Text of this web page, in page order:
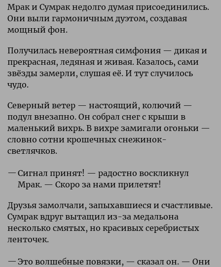
Мрак и Сумрак недолго думая присоединились.
Они выли гармоничным дуэтом, создавая
мощный фон.
Получилась невероятная симфония — дикая и
прекрасная, ледяная и живая. Казалось, сами
звёзды замерли, слушая её. И тут случилось
чудо.
Северный ветер — настоящий, колючий —
подул внезапно. Он собрал снег с крыши в
маленький вихрь. В вихре замигали огоньки —
словно сотни крошечных снежинок-
светлячков.
Сигнал принят! — радостно воскликнул
Мрак. — Скоро за нами прилетят!
Друзья замолчали, запыхавшиеся и счастливые.
Сумрак вдруг вытащил из-за медальона
несколько смятых, но красивых серебристых
ленточек.
Это волшебные повязки, — сказал он. — Они